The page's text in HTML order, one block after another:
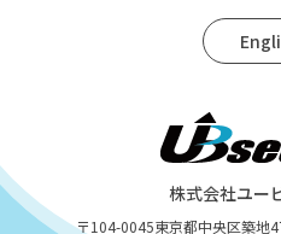
株式会社ユー
〒104-0045東京都中央区築地